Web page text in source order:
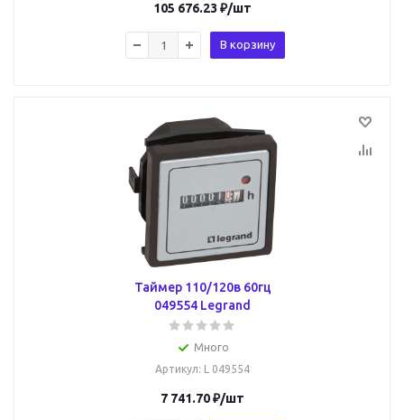
105 676.23 ₽/шт
В корзину
Таймер 110/120в 60гц
049554 Legrand
Много
Артикул: L 049554
7 741.70₽/шт